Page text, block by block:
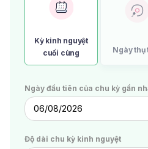
Kỳ kinh nguyệt
cuối cùng
Ngày thụ
Ngày đầu tiên của chu kỳ gần
06/08/2026
Độ dài chu kỳ kinh nguyệt